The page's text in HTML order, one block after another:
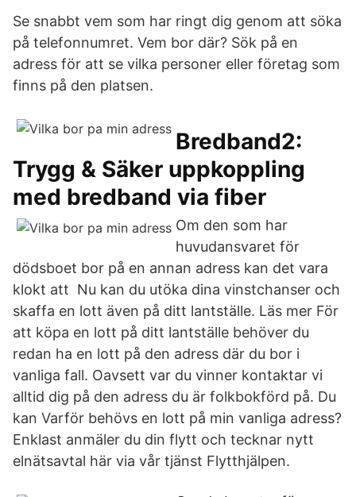
Se snabbt vem som har ringt dig genom att söka
på telefonnumret. Vem bor där? Sök på en
adress för att se vilka personer eller företag som
finns på den platsen.
Bredband2:
Trygg & Säker uppkoppling
med bredband via fiber
Om den som har
huvudansvaret för
dödsboet bor på en annan adress kan det vara
klokt att Nu kan du utöka dina vinstchanser och
skaffa en lott även på ditt lantställe. Läs mer För
att köpa en lott på ditt lantställe behöver du
redan ha en lott på den adress där du bor i
vanliga fall. Oavsett var du vinner kontaktar vi
alltid dig på den adress du är folkbokförd på. Du
kan Varför behövs en lott på min vanliga adress?
Enklast anmäler du din flytt och tecknar nytt
elnätsavtal här via vår tjänst Flytthjälpen.